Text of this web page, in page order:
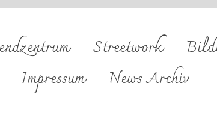
Streetwork
Impressum News Archiv